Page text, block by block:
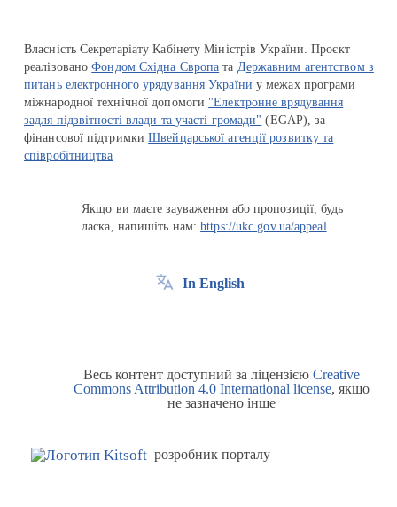
Власність Секретаріату Кабінету Міністрів України. Проєкт
реалізованоФондом Східна Європа та Державним агентством з
питань електронного урядування України у межах програми
міжнародної технічної допомоги "Електронне врядування
задля підзвітності влади та участі громади" (EGAP), за
фінансової підтримкиШвейцарської агенції розвитку та
співробітництва
Якщо ви маєте зауваження або пропозиції, будь
ласка, напишіть нам:https://ukc.gov.ua/appeal
In English
Весь контент доступний за ліцензією Creative
Commons Attribution 4.0 International license, якщо
не зазначено інше
розробник порталу